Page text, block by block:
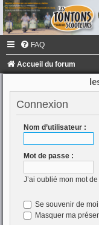
FAQ
Accueil du forum
Connexion
Nom d’utilisateur :
Mot de passe :
J’ai oublié mon mot
Se souvenir de moi
Masquer ma